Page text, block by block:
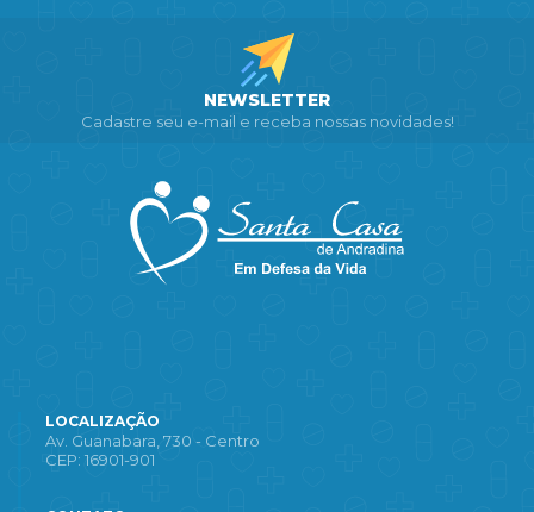
NEWSLETTER
Cadastre seu e-mail e receba nossas novidades!
LOCALIZAÇÃO
Av. Guanabara, 730 - Centro
CEP: 16901-901